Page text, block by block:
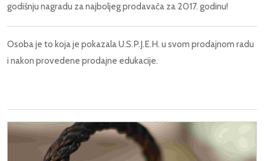
godišnju nagradu za najboljeg prodavača za 2017. godinu!
Osoba je to koja je pokazala U.S.P.J.E.H. u svom prodajnom radu
i nakon provedene prodajne edukacije.